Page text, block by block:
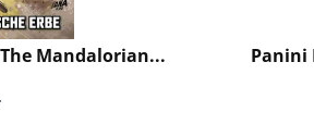
Mandalorian... Panini